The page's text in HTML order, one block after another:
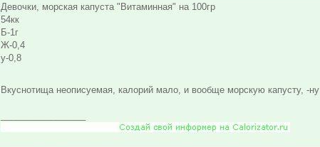
Девочки, морская капуста "Витаминная" на 100гр
54кк
Б-1г
Ж-0,4
у-0,8
Вкуснотища неописуемая, калорий мало, и вообще морскую капусту, -